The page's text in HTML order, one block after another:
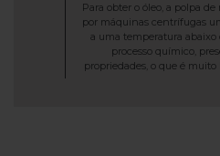
Para obter o óleo, a polpa de
por máquinas centrífugas
a uma temperatura abaixo
processo químico,
propriedades, o que é muito